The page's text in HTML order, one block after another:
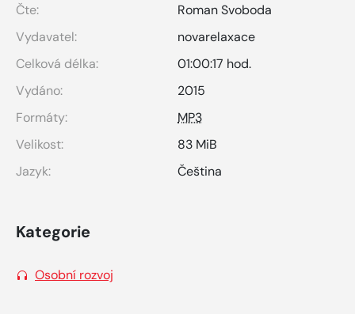
Čte:
Roman Svoboda
Vydavatel:
novarelaxace
Celková délka:
01:00:17 hod.
Vydáno:
2015
Formáty:
MP3
Velikost:
83 MiB
Jazyk:
Čeština
Kategorie
Osobní rozvoj